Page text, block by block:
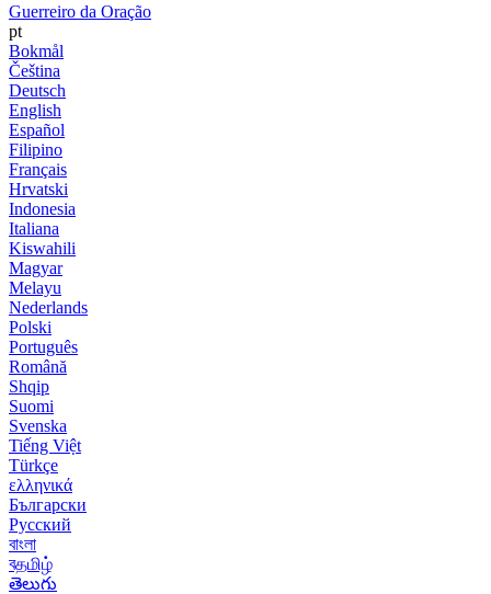
Guerreiro da Oração
pt
Bokmål
Čeština
Deutsch
English
Español
Filipino
Français
Hrvatski
Indonesia
Italiana
Kiswahili
Magyar
Melayu
Nederlands
Polski
Português
Română
Shqip
Suomi
Svenska
Tiếng Việt
Türkçe
ελληνικά
Български
Русский
বাংলা
বதமிழ்
తెలుగు